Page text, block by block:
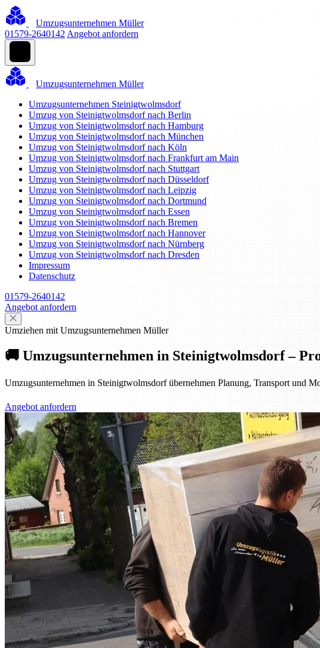
Umzugsunternehmen Müller
01579-2640142 Angebot anfordern
Umzugsunternehmen Müller
Umzugsunternehmen Steinigtwolmsdorf
Umzug von Steinigtwolmsdorf nach Berlin
Umzug von Steinigtwolmsdorf nach Hamburg
Umzug von Steinigtwolmsdorf nach München
Umzug von Steinigtwolmsdorf nach Köln
Umzug von Steinigtwolmsdorf nach Frankfurt am Main
Umzug von Steinigtwolmsdorf nach Stuttgart
Umzug von Steinigtwolmsdorf nach Düsseldorf
Umzug von Steinigtwolmsdorf nach Leipzig
Umzug von Steinigtwolmsdorf nach Dortmund
Umzug von Steinigtwolmsdorf nach Essen
Umzug von Steinigtwolmsdorf nach Bremen
Umzug von Steinigtwolmsdorf nach Hannover
Umzug von Steinigtwolmsdorf nach Nürnberg
Umzug von Steinigtwolmsdorf nach Dresden
Impressum
Datenschutz
01579-2640142
Angebot anfordern
Umziehen mit Umzugsunternehmen Müller
🚚 Umzugsunternehmen in Steinigtwolmsdorf –
Umzugsunternehmen in Steinigtwolmsdorf übernehmen Planung, Transport und
Angebot anfordern